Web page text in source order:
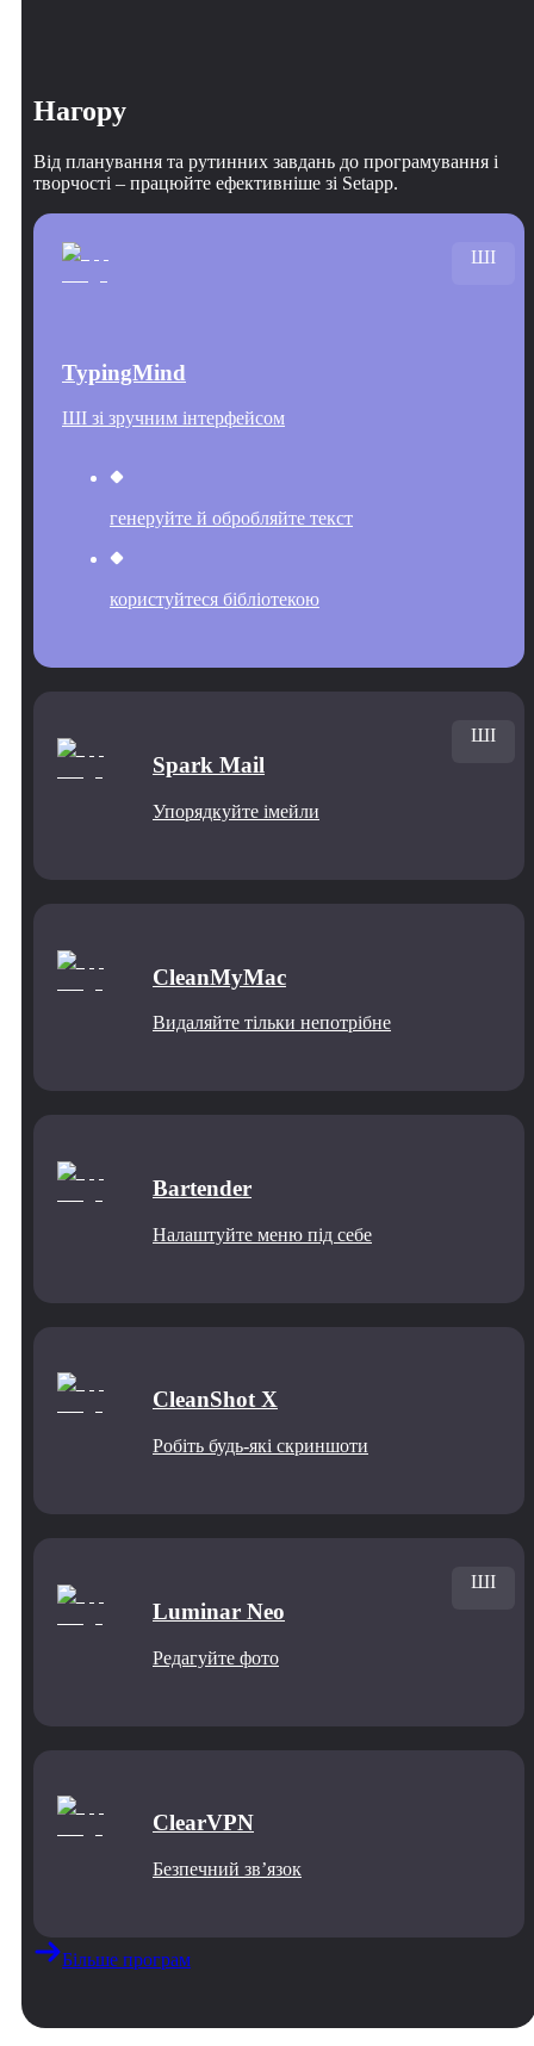
Нагору
Від планування та рутинних завдань до програмування і
творчості – працюйте ефективніше зі Setapp.
TypingMind
ШІ зі зручним інтерфейсом
генеруйте й обробляйте текст
користуйтеся бібліотекою
ШІ
Spark Mail
Упорядкуйте імейли
ШІ
CleanMyMac
Видаляйте тільки непотрібне
Bartender
Налаштуйте меню під себе
CleanShot X
Робіть будь-які скриншоти
Luminar Neo
Редагуйте фото
ШІ
ClearVPN
Безпечний звʼязок
Більше програм